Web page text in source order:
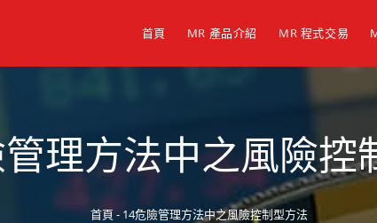
首頁 MR 產品介紹 MR 程式交易
理方法中之風險控
首頁- 14危險管理方法中之風險控制型方法